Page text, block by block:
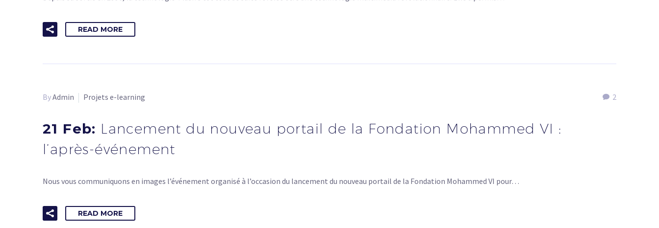
READ MORE
2
ByAdmin Projets e-learning
21 Feb: Lancement du nouveau portail de la Fondation Mohammed VI :
l’après-événement
Nous vous communiquons en images l’événement organisé à l’occasion du lancement du nouveau portail de la Fondation Mohammed VI pour…
READ MORE